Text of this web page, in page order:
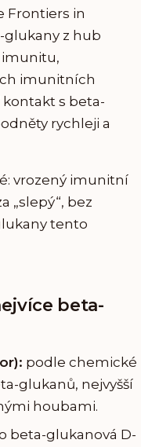
Frontiers in
glukany z hub
imunitu,
imunitních
kontakt s beta-
rychleji a
vrozený imunitní
„slepý“, bez
tento
beta-
podle chemické
glukanů, nejvyšší
houbami.
beta-glukanová D-